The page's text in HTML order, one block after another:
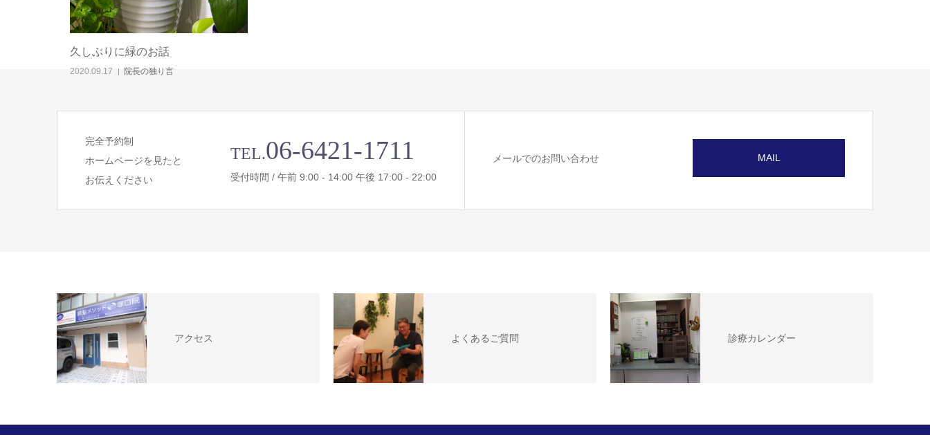
久しぶりに緑のお話
2020.09.17 院長の独り言
完全予約制
ホームページを見たと
お伝えください
TEL.06-6421-1711
受付時間 / 午前 9:00 - 14:00 午後 17:00 - 22:00
メールでのお問い合わせ MAIL
アクセス よくあるご質問 診療カレンダー